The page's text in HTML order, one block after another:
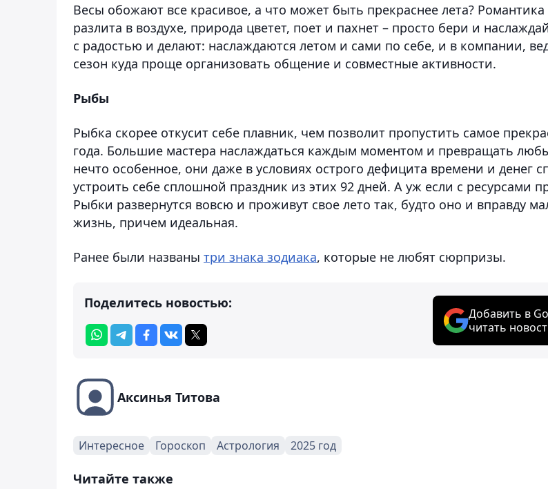
Весы обожают все красивое, а что может быть прекраснее лета? Романтика
разлита в воздухе, природа цветет, поет и пахнет – просто бери и
с радостью и делают: наслаждаются летом и сами по себе, и в компании,
сезон куда проще организовать общение и совместные активности.
Рыбы
Рыбка скорее откусит себе плавник, чем позволит пропустить самое
года. Большие мастера наслаждаться каждым моментом и превращать
нечто особенное, они даже в условиях острого дефицита времени и денег
устроить себе сплошной праздник из этих 92 дней. А уж если с ресурсами
Рыбки развернутся вовсю и проживут свое лето так, будто оно и вправду
жизнь, причем идеальная.
Ранее были названы три знака зодиака, которые не любят сюрпризы.
Поделитесь новостью:
Добавить в
читать
Аксинья Титова
Интересное Гороскоп Астрология 2025 год
Читайте также